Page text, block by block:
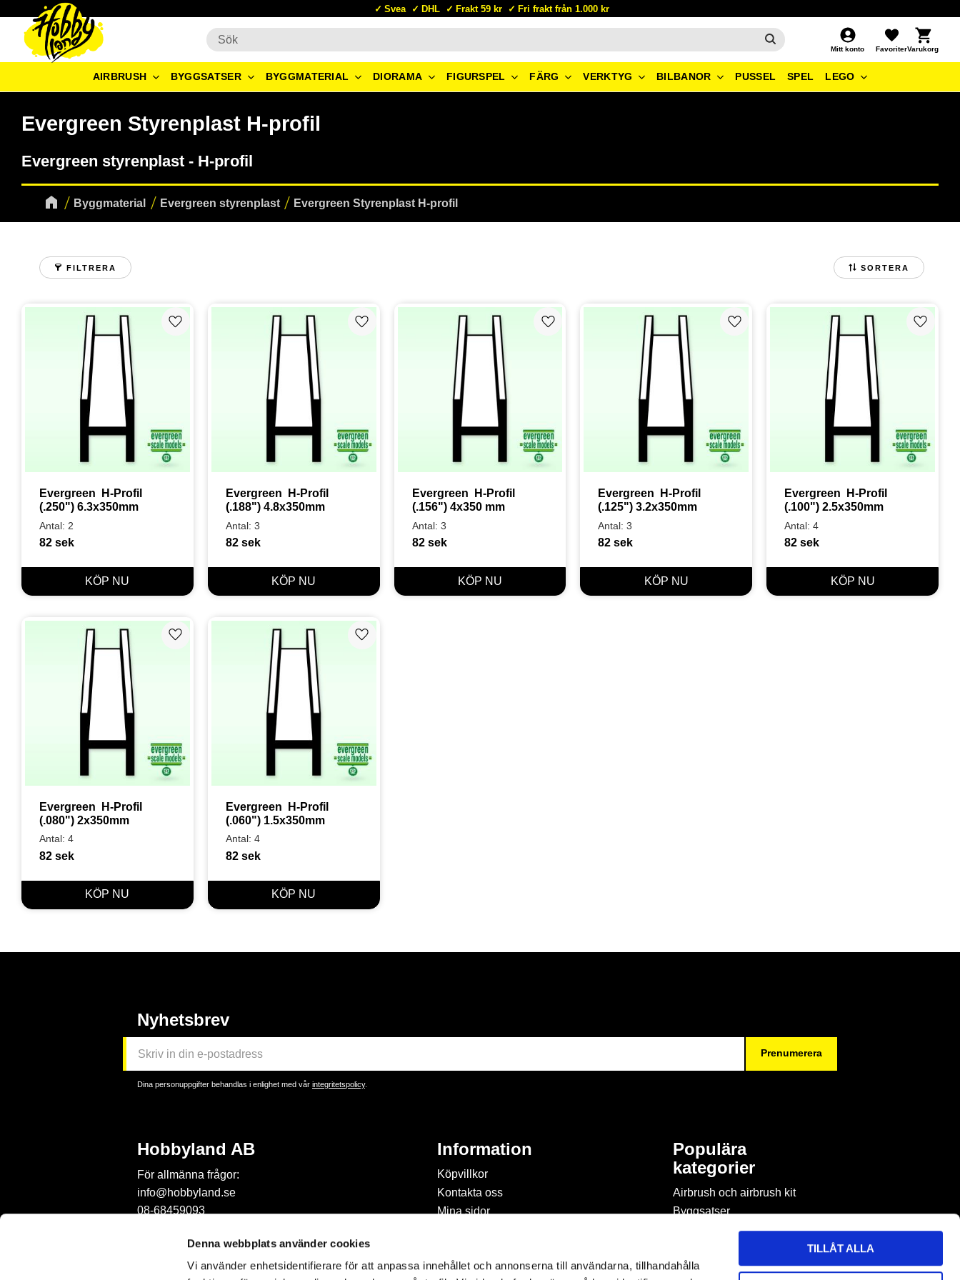
Denna webbplats använder cookies
Vi använder enhetsidentifierare för att anpassa innehållet och annonserna till användarna, tillhandahålla
TILLÅT ALLA
Svea DHL Frakt 59 kr Fri frakt från 1.000 kr
Mitt konto
Favoriter
Kundvagn
AIRBRUSH BYGGSATSER BYGGMATERIAL DIORAMA FIGURSPEL FÄRG VERKTYG BILBANOR PUSSEL SPEL LEGO
Evergreen Styrenplast H-profil
Byggmaterial Evergreen styrenplast Evergreen Styrenplast H-profil
Evergreen styrenplast - H-profil
FILTRERA SORTERA
Evergreen  H-Profil
(.250") 6.3x350mm
Antal: 2
82 sek
Lägg till i favoriter
Evergreen  H-Profil
(.188") 4.8x350mm
Antal: 3
82sek
Lägg till i favoriter
Evergreen  H-Profil
(.156") 4x350 mm
Antal: 3
82sek
Lägg till i favoriter
Evergreen  H-Profil
(.125") 3.2x350mm
Antal: 3
82 sek
Lägg till i favoriter
Evergreen  H-Profil
(.100") 2.5x350mm
Antal: 4
82 sek
Lägg
Evergreen  H-Profil
(.080") 2x350mm
Antal: 4
82 sek
Lägg till i favoriter
Evergreen  H-Profil
(.060") 1.5x350mm
Antal: 4
82sek
Lägg till i favoriter
Nyhetsbrev
Prenumerera
Dina personuppgifter behandlas i enlighet med vår integritetspolicy.
Hobbyland AB
För allmänna frågor:
info@hobbyland.se
08-68459093
order@hobbyland.se
08-68459093
Information
Köpvillkor
Kontakta oss
Mina sidor
cookies
Populära
kategorier
Airbrush och airbrush kit
Byggsatser
Böcker & tidningar om
Byggmaterial